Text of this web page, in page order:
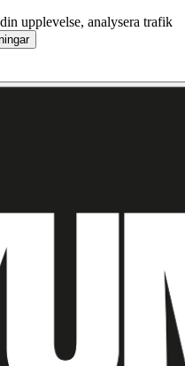
upplevelse, analysera trafik